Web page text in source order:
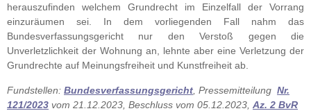
herauszufinden welchem Grundrecht im Einzelfall der Vorrang
einzuräumen sei. In dem vorliegenden Fall nahm das
Bundesverfassungsgericht nur den Verstoß gegen die
Unverletzlichkeit der Wohnung an, lehnte aber eine Verletzung der
Grundrechte auf Meinungsfreiheit und Kunstfreiheit ab.
Fundstellen: Bundesverfassungsgericht , Pressemitteilung Nr.
121/2023 vom 21.12.2023, Beschluss vom 05.12.2023, Az. 2 BvR